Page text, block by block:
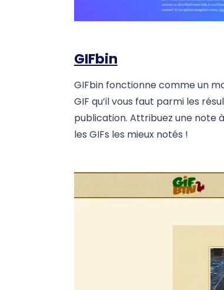
GIFbin
GIFbin fonctionne comme un
GIF qu’il vous faut parmi les
publication. Attribuez une note
les GIFs les mieux notés !